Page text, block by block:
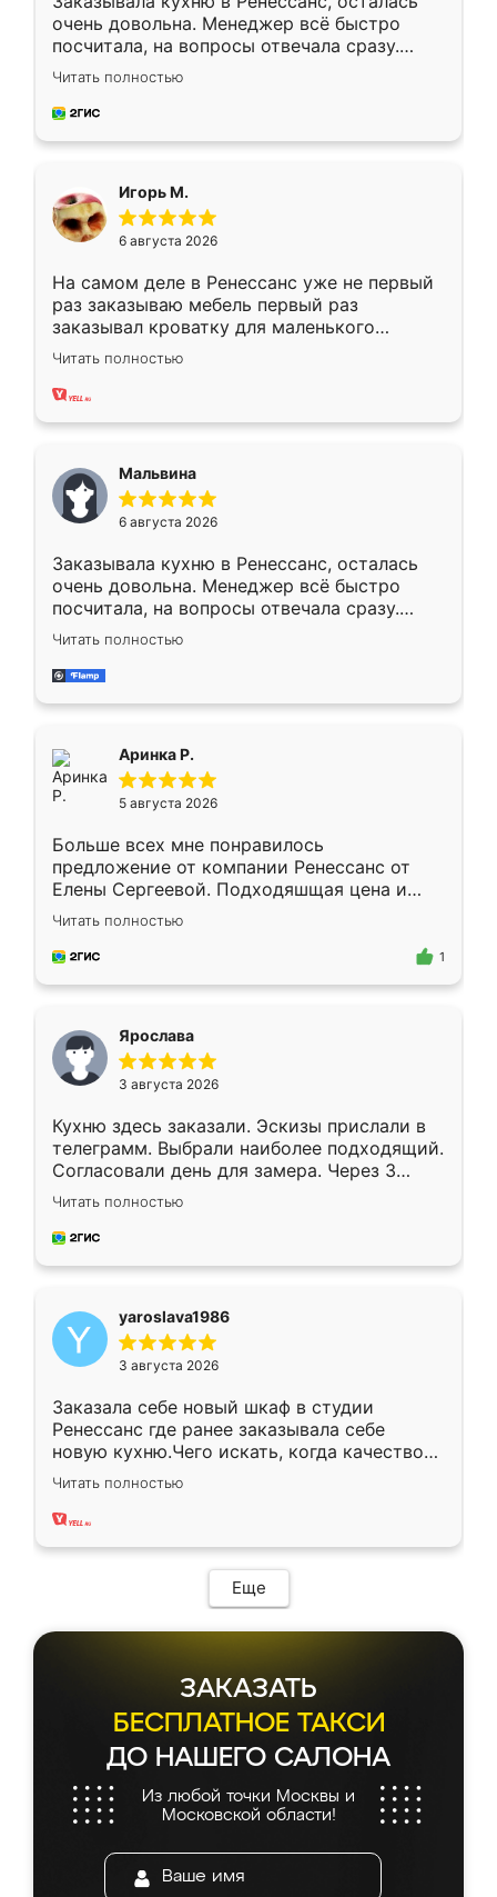
очень довольна. Менеджер всё быстро
посчитала, на вопросы отвечала сразу.
Замерщик приехал в субботу, подошёл к
делу со всей ответственностью. Собрали
за день, ребята работали аккуратно, даже
Читать полностью
Игорь М.
6 августа 2026
На самом деле в Ренессанс уже не первый
раз заказываю мебель первый раз
заказывал кроватку для маленького
ребёнка при его рождении ,во второй раз
заказал шкаф-купе. По качеству очень
хорошее сборка достаточно быстрая,
меньше, здесь же он более разнообразный.
Мне нравится ,если что-то потребуется из
мебели буду заказывать только здесь.
Читать полностью
Мальвина
6 августа 2026
Заказывала кухню в Ренессанс, осталась
очень довольна. Менеджер всё быстро
посчитала, на вопросы отвечала сразу.
Замерщик приехал в субботу, подошёл к
делу со всей ответственностью. Собрали
за день, ребята работали аккуратно, даже
Читать полностью
Аринка Р.
5 августа 2026
Больше всех мне понравилось
предложение от компании Ренессанс от
Елены Сергеевой. Подходяшщая цена и
короткие сроки изготовления. Приехавший
для замера сотрудник Владислав
предложил по моему эскизу самый
Читать полностью
1
Ярослава
3 августа 2026
Кухню здесь заказали. Эскизы прислали в
телеграмм. Выбрали наиболее подходящий.
Согласовали день для замера. Через 3
недели кухня была уже готова. Остались
довольны работой. Спасибо Ренессанс
мебель за качественную работу!
Читать полностью
yaroslava1986
3 августа 2026
Заказала себе новый шкаф в студии
Ренессанс где ранее заказывала себе
новую кухню.Чего искать, когда качеством
вполне довольна. Служит кухня уже почти
два года, нареканий нет.
Читать полностью
Еще
ЗАКАЗАТЬ
БЕСПЛАТНОЕ ТАКСИ
ДО НАШЕГО САЛОНА
Из любой точки Москвы и
Московской области!